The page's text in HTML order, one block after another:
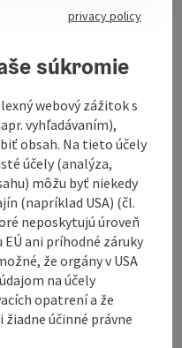
and nature
rural roots, nature and
various picnic options,
farm by prior
just the right
surrounding area. Or
on the farm,
privacy policy
súkromie
webový zážitok s
vyhľadávaním),
obsah. Na tieto účely
účely (analýza,
môžu byť niekedy
(napríklad USA) (čl.
neposkytujú úroveň
EÚ ani príhodné záruky
že orgány v USA
na účely
opatrení a že
účinné právne